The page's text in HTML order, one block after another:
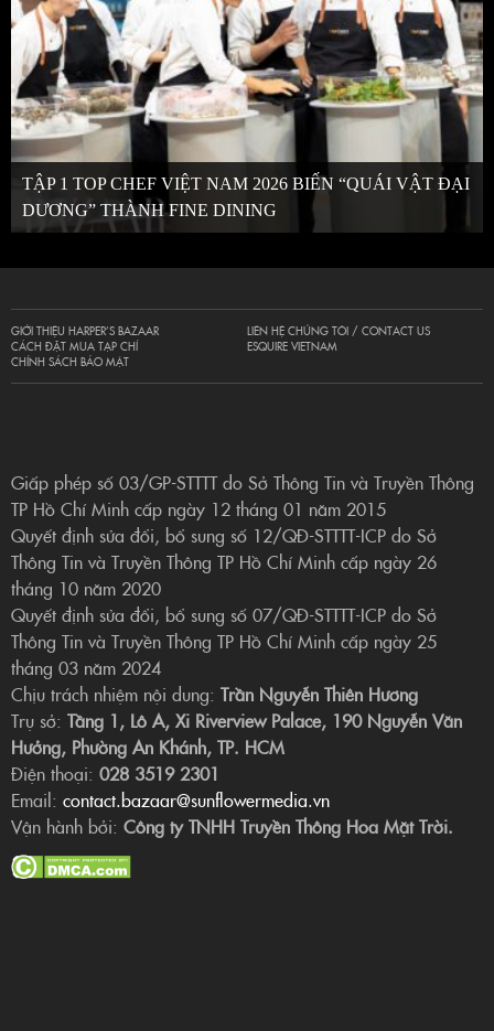
TẬP 1 TOP CHEF VIỆT NAM 2026 BIẾN “QUÁI VẬT ĐẠI
DƯƠNG” THÀNH FINE DINING
GIỚI THIỆU HARPER’S BAZAAR
CÁCH ĐẶT MUA TẠP CHÍ
CHÍNH SÁCH BẢO MẬT
LIÊN HỆ CHÚNG TÔI / CONTACT US
ESQUIRE VIETNAM
Giấp phép số 03/GP-STTTT do Sở Thông Tin và Truyền Thông
TP Hồ Chí Minh cấp ngày 12 tháng 01 năm 2015
Quyết định sửa đổi, bổ sung số 12/QĐ-STTTT-ICP do Sở
Thông Tin và Truyền Thông TP Hồ Chí Minh cấp ngày 26
tháng 10 năm 2020
Quyết định sửa đổi, bổ sung số 07/QĐ-STTTT-ICP do Sở
Thông Tin và Truyền Thông TP Hồ Chí Minh cấp ngày 25
tháng 03 năm 2024
Chịu trách nhiệm nội dung: Trần Nguyễn Thiên Hương
Trụ sở: Tầng 1, Lô A, Xi Riverview Palace, 190 Nguyễn Văn
Hưởng, Phường An Khánh, TP. HCM
Điện thoại: 028 3519 2301
Email: contact.bazaar@sunflowermedia.vn
Vận hành bởi: Công ty TNHH Truyền Thông Hoa Mặt Trời.